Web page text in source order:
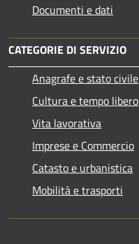
Documenti e dati
CATEGORIE DI SERVIZIO
Anagrafe e stato civile
Cultura e tempo libero
Vita lavorativa
Imprese e Commercio
Catasto e urbanistica
Mobilità e trasporti